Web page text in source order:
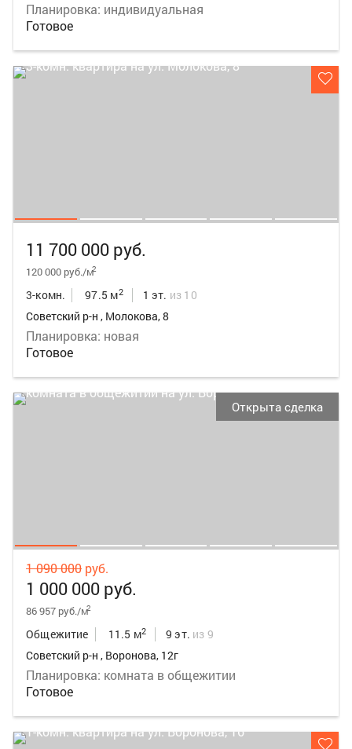
Планировка: индивидуальная
Готовое
11 700 000 руб.
120 000 руб./м2
3-комн. 97.5 м2 1 эт. из 10
Советский р-н , Молокова, 8
Планировка: новая
Готовое
Открыта сделка
1 090 000 руб.
1 000 000 руб.
86 957 руб./м2
Общежитие 11.5 м2 9 эт. из 9
Советский р-н , Воронова, 12г
Планировка: комната в общежитии
Готовое